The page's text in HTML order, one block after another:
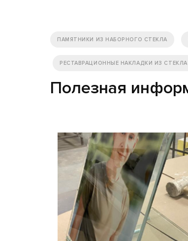
ПАМЯТНИКИ ИЗ НАБОРНОГО СТЕКЛА
РЕСТАВРАЦИОННЫЕ НАКЛАДКИ ИЗ СТЕКЛА
Полезная